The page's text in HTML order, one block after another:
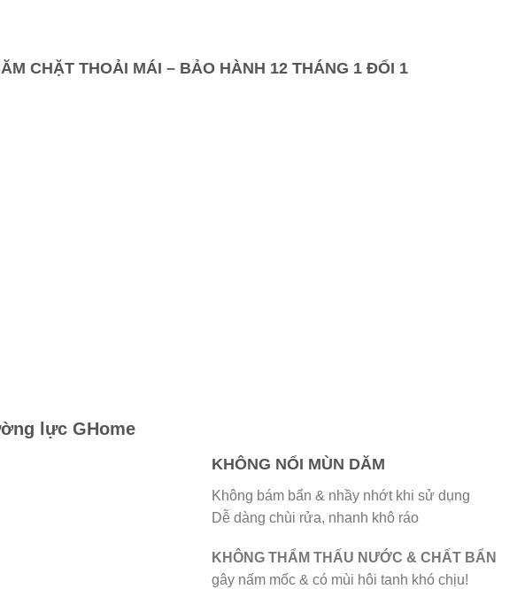
CHẶT THOẢI MÁI – BẢO HÀNH 12 THÁNG 1 ĐỔI 1
lực GHome
KHÔNG NỔI MÙN DĂM
Không bám bẩn & nhầy nhớt khi sử dụng
Dễ dàng chùi rửa, nhanh khô ráo
KHÔNG THẨM THẤU NƯỚC & CHẤT BẨN
gây nấm mốc & có mùi hôi tanh khó chịu!